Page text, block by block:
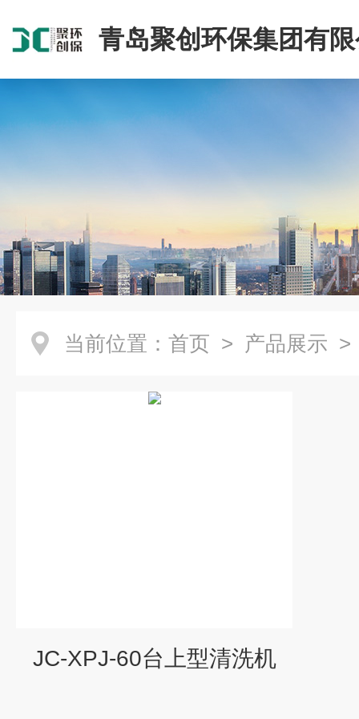
青岛聚创环保集团有
当前位置： 首页 > 产品展示
JC-XPJ-60台上型清洗机